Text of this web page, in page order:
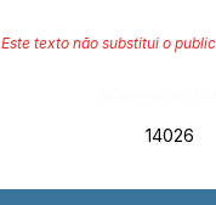
Este texto não substitui o
14026